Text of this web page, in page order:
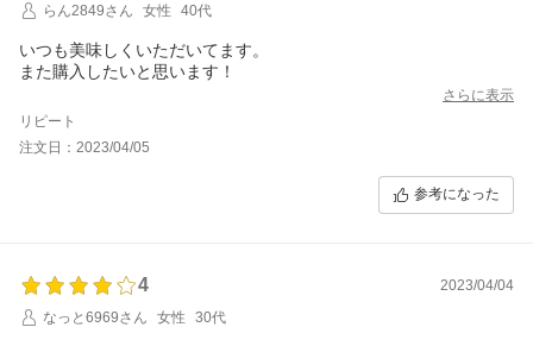
らん2849さん
女性 40代
いつも美味しくいただいてます。
また購入したいと思います！
さらに表示
リピート
注文日：2023/04/05
参考になった
4
2023/04/04
なっと6969さん
女性 30代